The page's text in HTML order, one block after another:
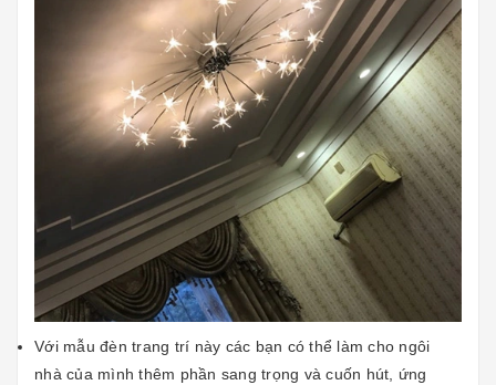
Với mẫu đèn trang trí này các bạn có thể làm cho ngôi
nhà của mình thêm phần sang trọng và cuốn hút, ứng